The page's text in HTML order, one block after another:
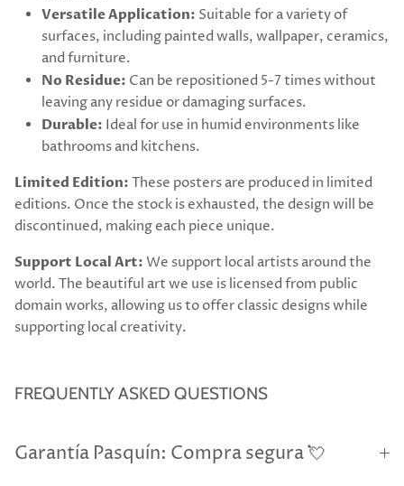
Versatile Application: Suitable for a variety of
surfaces, including painted walls, wallpaper, ceramics,
and furniture.
No Residue: Can be repositioned 5-7 times without
leaving any residue or damaging surfaces.
Durable: Ideal for use in humid environments like
bathrooms and kitchens.
Limited Edition: These posters are produced in limited
editions. Once the stock is exhausted, the design will be
discontinued, making each piece unique.
Support Local Art: We support local artists around the
world. The beautiful art we use is licensed from public
domain works, allowing us to offer classic designs while
supporting local creativity.
FREQUENTLY ASKED QUESTIONS
Garantía Pasquín: Compra segura 💘